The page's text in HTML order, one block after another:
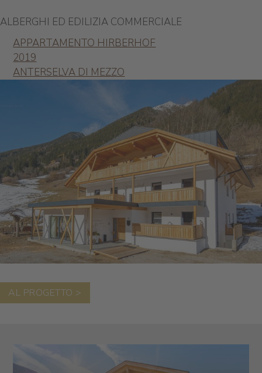
ALBERGHI ED EDILIZIA COMMERCIALE
APPARTAMENTO HIRBERHOF
2019
ANTERSELVA DI MEZZO
AL PROGETTO >